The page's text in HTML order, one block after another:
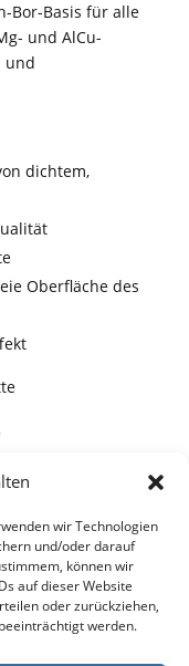
wir Technologien
und/oder darauf
können wir
auf dieser Website
oder zurückziehen,
werden.
Bor-Basis für alle
und AlCu-
und
dichtem,
Oberfläche des